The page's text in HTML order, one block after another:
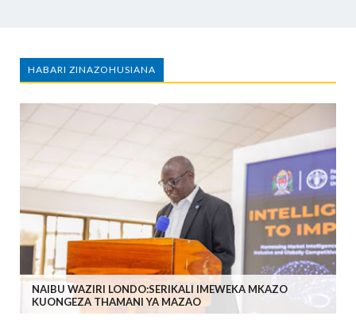
HABARI ZINAZOHUSIANA
NAIBU WAZIRI LONDO:SERIKALI IMEWEKA MKAZO
KUONGEZA THAMANI YA MAZAO